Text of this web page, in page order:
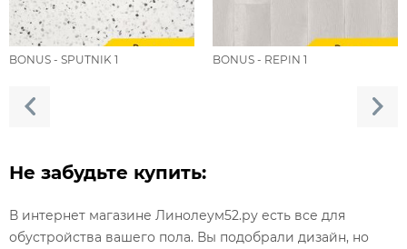
BONUS - SPUTNIK 1 BONUS - REPIN 1
Не забудьте купить:
В интернет магазине Линолеум52.ру есть все для
обустройства вашего пола. Вы подобрали дизайн, но